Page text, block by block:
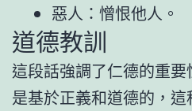
惡人：憎恨他人。
道德教訓
這段話強調了仁德的重
是基於正義和道德的，